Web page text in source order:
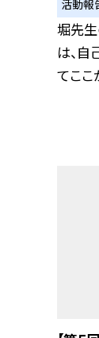
活動報
堀先生
は、自
てここ